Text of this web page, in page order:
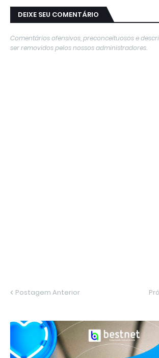
DEIXE SEU COMENTÁRIO
Comentários ofensivos, preconceituosos e
ser removidos pelos nossos administradores.
Postagem Anterior